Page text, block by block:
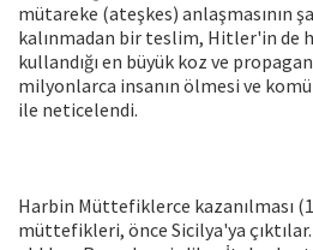
mütareke (ateşkes) anlaşmasının
kalınmadan bir teslim, Hitler'in de
kullandığı en büyük koz ve
milyonlarca insanın ölmesi ve
ile neticelendi.
Harbin Müttefiklerce kazanılması
müttefikleri, önce Sicilya'ya çıktılar.